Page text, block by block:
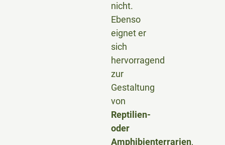
nicht.
Ebenso
eignet er
sich
hervorragend
zur
Gestaltung
von
Reptilien-
oder
Amphibienterrarien,